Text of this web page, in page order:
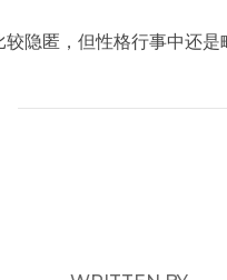
隐匿，但性格行事中还是